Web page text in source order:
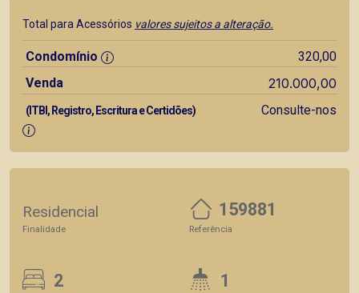
Total para Acessórios valores sujeitos a alteração.
Condomínio
320,00
Venda
210.000,00
(ITBI, Registro, Escritura e Certidões) Consulte-nos
Residencial
Finalidade
159881
Referência
2 1